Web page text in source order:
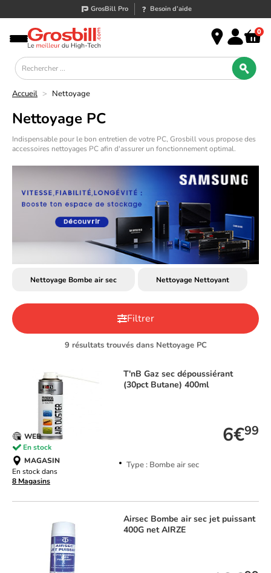
GrosBill Pro Besoin d’aide
0
Accueil > Nettoyage
Nettoyage PC
Indispensable pour le bon entretien de votre PC, Grosbill vous propose des
accessoires nettoyages PC afin d'assurer un fonctionnement optimal.
Nettoyage Bombe air sec Nettoyage Nettoyant
9 résultats trouvés dans Nettoyage PC
Filtrer
T'nB Gaz sec dépoussiérant
(30pct Butane) 400ml
6€99
Type : Bombe air sec
WEB
En stock
MAGASIN
En stock dans
8 Magasins
Airsec Bombe air sec jet puissant
400G net AIRZE